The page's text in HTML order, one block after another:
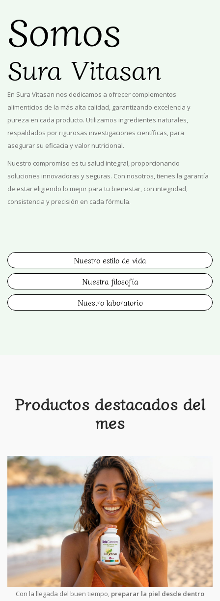
Somos
Sura Vitasan
En Sura Vitasan nos dedicamos a ofrecer complementos
alimenticios de la más alta calidad, garantizando excelencia y
pureza en cada producto. Utilizamos ingredientes naturales,
respaldados por rigurosas investigaciones científicas, para
asegurar su eficacia y valor nutricional.
Nuestro compromiso es tu salud integral, proporcionando
soluciones innovadoras y seguras. Con nosotros, tienes la garantía
de estar eligiendo lo mejor para tu bienestar, con integridad,
consistencia y precisión en cada fórmula.
Nuestro estilo de vida
Nuestra filosofía
Nuestro laboratorio
Productos destacados del
mes
Con la llegada del buen tiempo, preparar la piel desde dentro